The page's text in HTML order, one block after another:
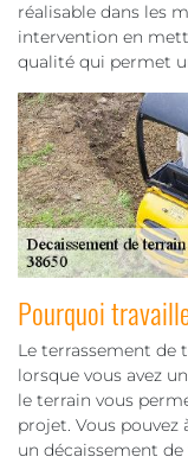
réalisable dans les
intervention en
qualité qui permet
Pourquoi
Le terrassement de
lorsque vous avez
le terrain vous
projet. Vous
un décaissement